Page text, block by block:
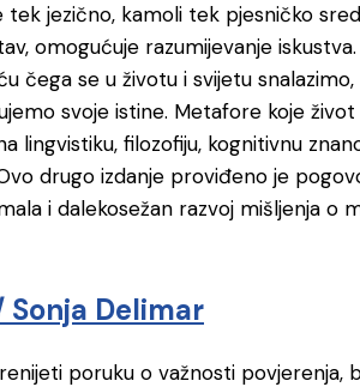
jezično, kamoli tek pjesničko
omogućuje razumijevanje
čega se u životu i svijetu
svoje istine. Metafore koje
lingvistiku, filozofiju, kognitivnu
drugo izdanje proviđeno je
i dalekosežan razvoj mišljenja o
Sonja Delimar
poruku o važnosti povjerenja,